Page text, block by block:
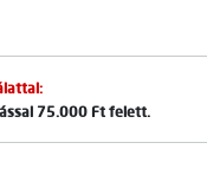
75.000 Ft felett.